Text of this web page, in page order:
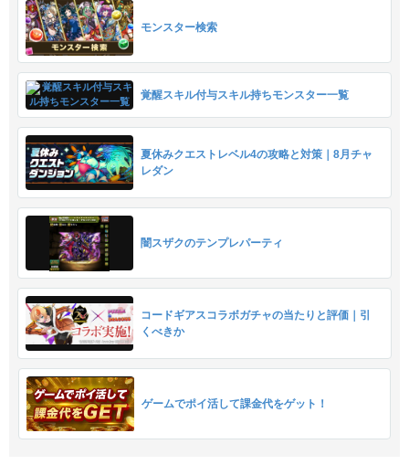
モンスター検索
覚醒スキル付与スキル持ちモンスター一覧
夏休みクエストレベル4の攻略と対策｜8月チャ
レダン
闇スザクのテンプレパーティ
コードギアスコラボガチャの当たりと評価｜引
くべきか
ゲームでポイ活して課金代をゲット！